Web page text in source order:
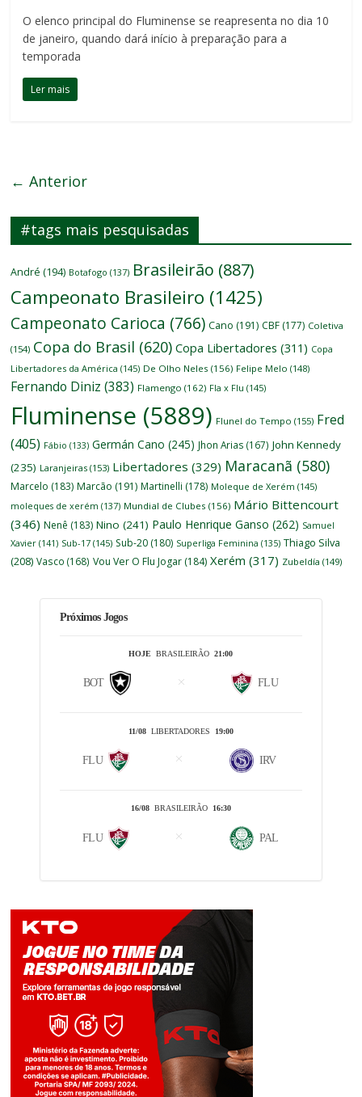
O elenco principal do Fluminense se reapresenta no dia 10
de janeiro, quando dará início à preparação para a
temporada
Ler mais
← Anterior
#tags mais pesquisadas
André (194) Botafogo (137) Brasileirão (887)
Campeonato Brasileiro (1425)
Campeonato Carioca (766) Cano (191) CBF (177) Coletiva
(154) Copa do Brasil (620) Copa Libertadores (311) Copa
Libertadores da América (145) De Olho Neles (156) Felipe Melo (148)
Fernando Diniz (383) Flamengo (162) Fla x Flu (145)
Fluminense (5889) Flunel do Tempo (155) Fred
(405) Fábio (133) Germán Cano (245) Jhon Arias (167) John Kennedy
(235) Laranjeiras (153) Libertadores (329) Maracanã (580)
Marcelo (183) Marcão (191) Martinelli (178) Moleque de Xerém (145)
moleques de xerém (137) Mundial de Clubes (156) Mário Bittencourt
(346) Nenê (183) Nino (241) Paulo Henrique Ganso (262) Samuel
Xavier (141) Sub-17 (145) Sub-20 (180) Superliga Feminina (135) Thiago Silva
(208) Vasco (168) Vou Ver O Flu Jogar (184) Xerém (317) Zubeldía (149)
Próximos Jogos
HOJE BRASILEIRÃO21:00
BOT FLU
11/08LIBERTADORES 19:00
FLU IRV
16/08BRASILEIRÃO 16:30
FLU PAL